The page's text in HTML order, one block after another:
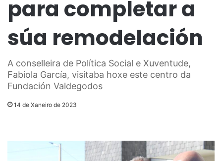
para completar a
súa remodelación
A conselleira de Política Social e Xuventude,
Fabiola García, visitaba hoxe este centro da
Fundación Valdegodos
14 de Xaneiro de 2023